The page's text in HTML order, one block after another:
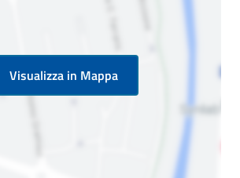
Visualizza in Mappa